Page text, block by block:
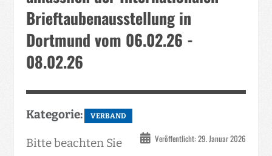
Brieftaubenausstellung in
Dortmund vom 06.02.26 -
08.02.26
Kategorie: VERBAND
Veröffentlicht: 29. Januar 2026
Bitte beachten Sie